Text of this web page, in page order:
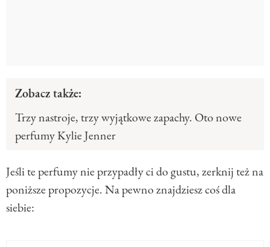
Zobacz także:
Trzy nastroje, trzy wyjątkowe zapachy. Oto nowe
perfumy Kylie Jenner
Jeśli te perfumy nie przypadły ci do gustu, zerknij też na
poniższe propozycje. Na pewno znajdziesz coś dla
siebie: